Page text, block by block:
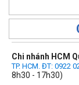
Chi nhánh HCM
TP. HCM. ĐT: 0922
8h30 - 17h30)